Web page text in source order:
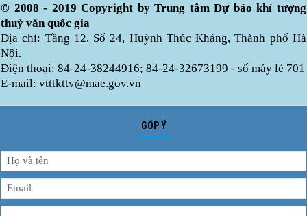
© 2008 - 2019 Copyright by Trung tâm Dự báo khí tượng
thuỷ văn quốc gia
Địa chỉ: Tầng 12, Số 24, Huỳnh Thúc Kháng, Thành phố Hà
Nội.
Điện thoại: 84-24-38244916; 84-24-32673199 - số máy lẻ 701
E-mail: vtttkttv@mae.gov.vn
GÓP Ý